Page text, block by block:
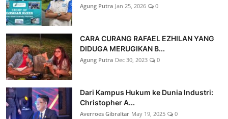
Agung Putra Jan 25, 2026 0
CARA CURANG RAFAEL EZHILAN YANG
DIDUGA MERUGIKAN B...
Agung Putra Dec 30, 2023 0
Dari Kampus Hukum ke Dunia Industri:
Christopher A...
Averroes Gibraltar May 19, 2025 0